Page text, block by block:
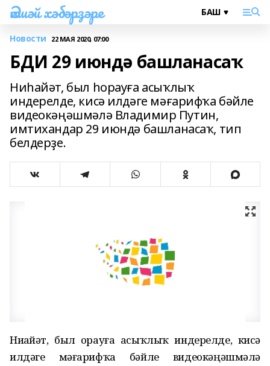
Әлшәй хәбәрҙәре
Новости 22 МАЯ 2020, 07:00
БДИ 29 июндә башланасаҡ
Ниһайәт, был һорауға асыҡлыҡ
индерелде, кисә илдәге мәғарифҡа бәйле
видеокәңәшмәлә Владимир Путин,
имтихандар 29 июндә башланасаҡ, тип
белдерҙе.
Ниһайәт, был һорауға асыҡлыҡ индерелде, кисә
илдәге мәғарифҡа бәйле видеокәңәшмәлә